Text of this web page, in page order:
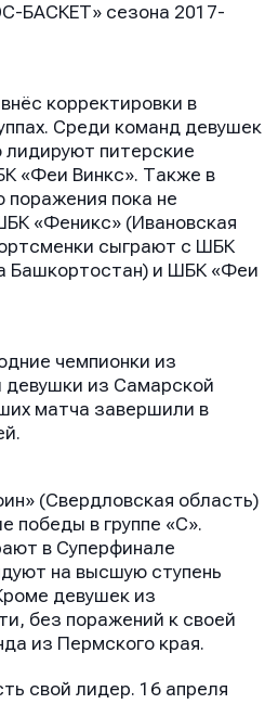
БАСКЕТ» сезона 2017-
корректировки в
Среди команд девушек
лидируют питерские
«Феи Винкс». Также в
поражения пока не
«Феникс» (Ивановская
сыграют с ШБК
Башкортостан) и ШБК «Феи
чемпионки из
девушки из Самарской
матча завершили в
(Свердловская область)
победы в группе «C».
в Суперфинале
на высшую ступень
девушек из
без поражений к своей
из Пермского края.
свой лидер. 16 апреля